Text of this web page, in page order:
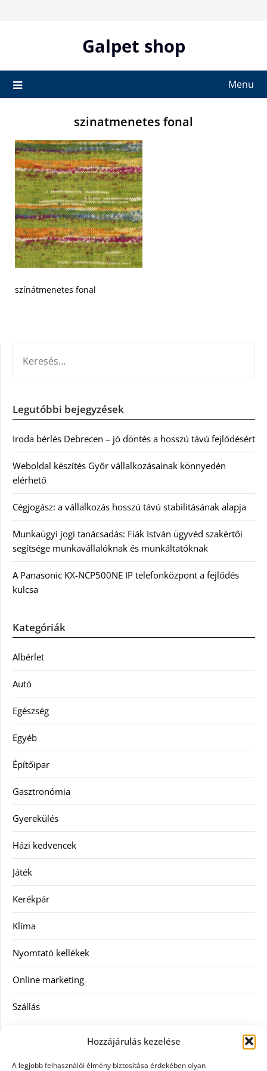
Hozzájárulás kezelése
A legjobb felhasználói élmény biztosítása érdekében olyan
Galpet shop
Menu
szinatmenetes fonal
színátmenetes fonal
Legutóbbi bejegyzések
Iroda bérlés Debrecen – jó döntés a hosszú távú fejlődésért
Weboldal készítés Győr vállalkozásainak könnyedén
elérhető
Cégjogász: a vállalkozás hosszú távú stabilitásának alapja
Munkaügyi jogi tanácsadás: Fiák István ügyvéd szakértői
segítsége munkavállalóknak és munkáltatóknak
A Panasonic KX-NCP500NE IP telefonközpont a fejlődés
kulcsa
Kategóriák
Albérlet
Autó
Egészség
Egyéb
Építőipar
Gasztronómia
Gyerekülés
Házi kedvencek
Játék
Kerékpár
Klíma
Nyomtató kellékek
Online marketing
Szállás
Szellőztető